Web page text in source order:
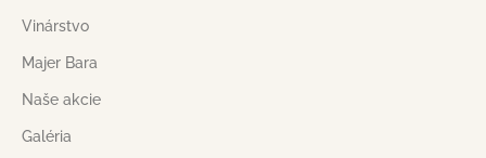
Vinárstvo
Majer Bara
Naše akcie
Galéria